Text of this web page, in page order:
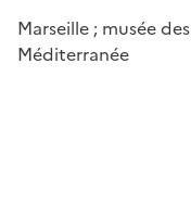
Marseille ; musée
Méditerranée